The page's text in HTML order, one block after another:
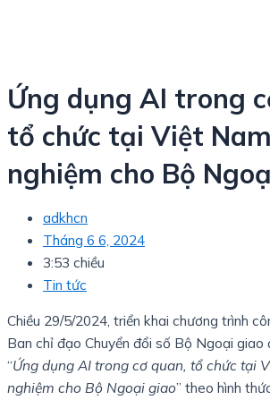
Ứng dụng AI trong
tổ chức tại Việt
nghiệm cho Bộ
adkhcn
Tháng 6 6, 2024
3:53 chiều
Tin tức
Chiều 29/5/2024, triển khai chương trình
Ban chỉ đạo Chuyển đổi số Bộ Ngoại
“Ứng dụng AI trong cơ quan, tổ chức tại
nghiệm cho Bộ Ngoại giao” theo hình